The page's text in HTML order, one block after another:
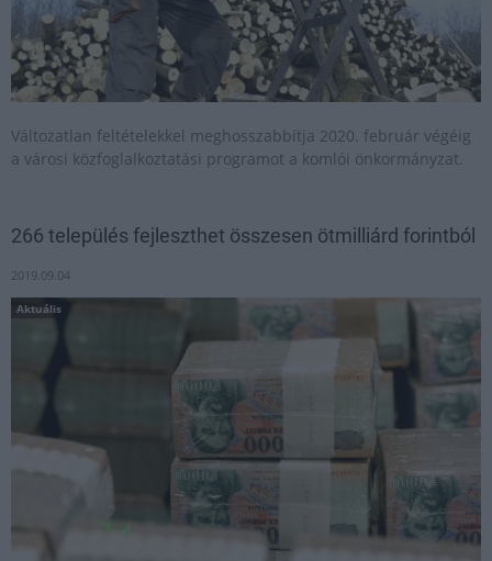
Változatlan feltételekkel meghosszabbítja 2020. február végéig
a városi közfoglalkoztatási programot a komlói önkormányzat.
266 település fejleszthet összesen ötmilliárd forintból
2019.09.04
Aktuális